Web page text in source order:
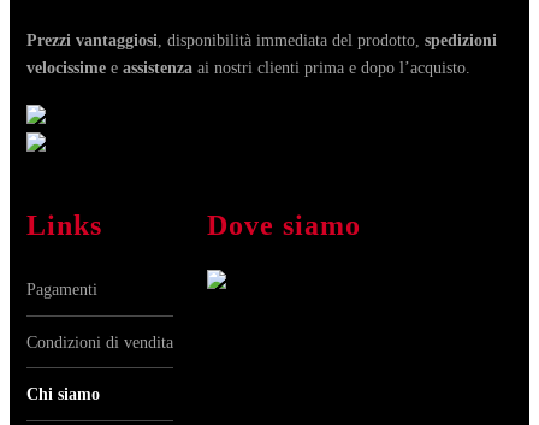
Prezzi vantaggiosi , disponibilità immediata del prodotto, spedizioni
velocissime e assistenza ai nostri clienti prima e dopo l’acquisto.
Links
Pagamenti
Condizioni di vendita
Chi siamo
Dove siamo